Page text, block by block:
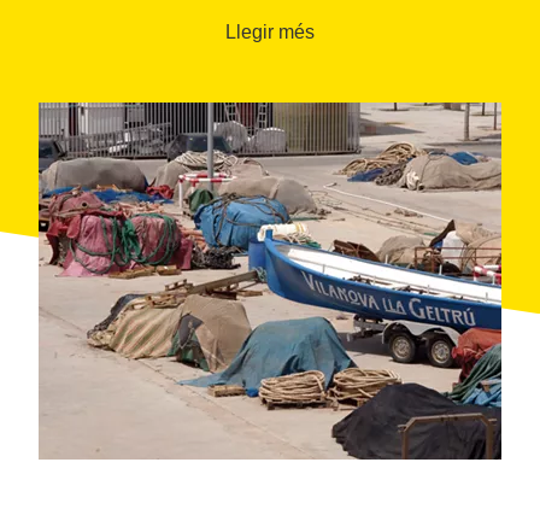
porxos per gaudir de la fresca.
On: Vilanova i la Geltrú
Organitza: Ajuntament de Vilanova i la Geltrú
Llegir més